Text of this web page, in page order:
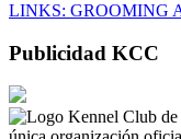
LINKS: GROOMING
Publicidad KCC